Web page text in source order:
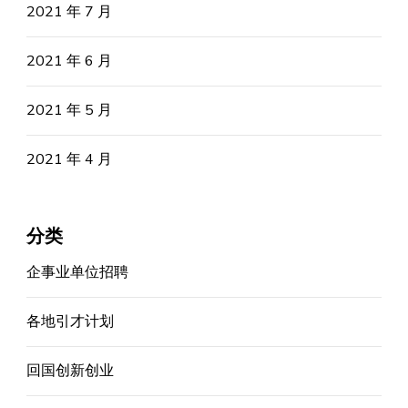
2021 年 7 月
2021 年 6 月
2021 年 5 月
2021 年 4 月
分类
企事业单位招聘
各地引才计划
回国创新创业